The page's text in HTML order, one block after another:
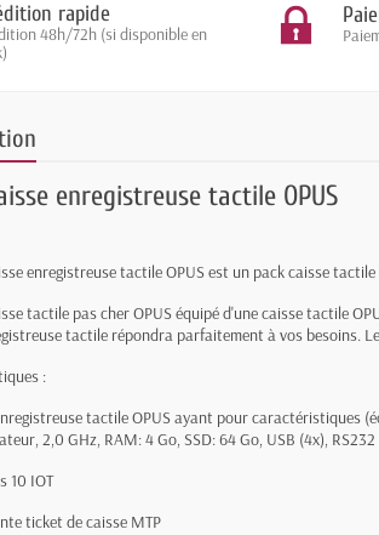
rapide
48h/72h (si disponible en
enregistreuse tactile OPUS
enregistreuse tactile OPUS est un pack caisse
tactile pas cher OPUS équipé d'une caisse tactile
tactile répondra parfaitement à vos besoins.
:
tactile OPUS ayant pour caractéristiques
2,0 GHz, RAM: 4 Go, SSD: 64 Go, USB (4x),
10 IOT
ticket de caisse MTP